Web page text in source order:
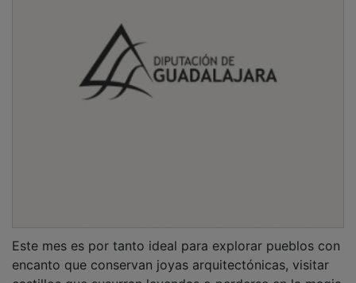
muestran la auténtica esencia castellano-manchega.
PUBLICIDAD
días 9,10 y 11 de agosto en Beteta.
PUBLICIDAD